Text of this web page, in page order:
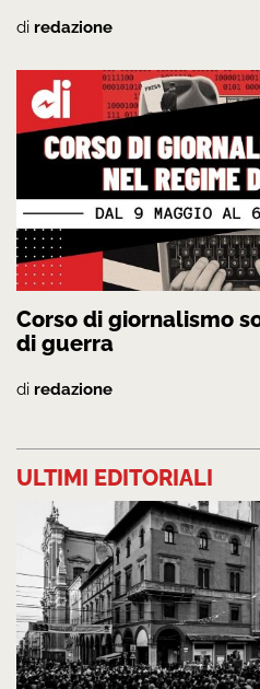
di redazione
Corso di giornalismo
di guerra
di redazione
ULTIMI EDITORIALI